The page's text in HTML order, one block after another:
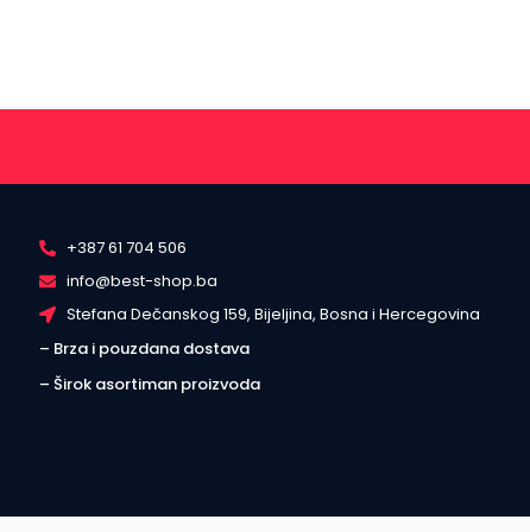
+387 61 704 506
info@best-shop.ba
Stefana Dečanskog 159, Bijeljina, Bosna i Hercegovina
– Brza i pouzdana dostava
– Širok asortiman proizvoda